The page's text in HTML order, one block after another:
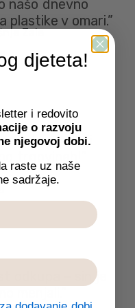
našo dnevno
plastike v omari.”
Zale
naslednji
trgovinah!”
odkupa – sin je
menjali.”
djeteta!
i redovito
o razvoju
njegovoj dobi.
raste uz naše
sadržaje.